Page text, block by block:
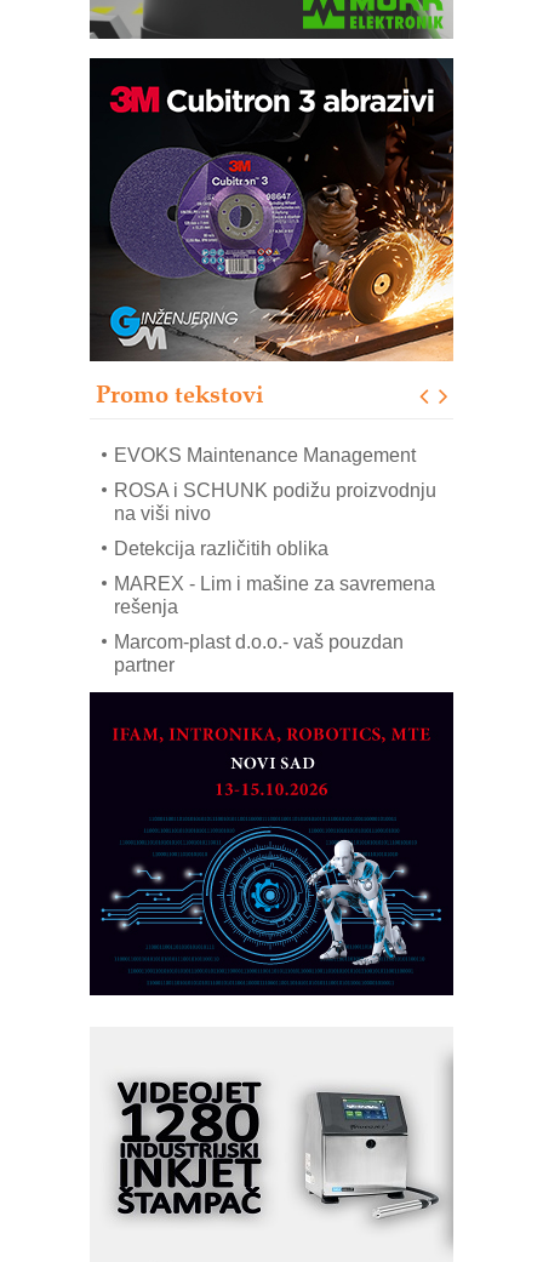
Promo tekstovi
Trajna oznaka kao dugoročna korist
Bezbednost na prvom mestu!
IB BLUMENAUER - više od 40 godina
poverenja u industriji
RMQ-TITAN ADVANCED INDICATOR
– Pametna signalizacija za efikasnije
upravljanje mašinama
Sigurnije ispitivanje transformatora u
solarnim elektranama i vetroparkovima
EVOKS Maintenance Management
ROSA i SCHUNK podižu proizvodnju
na viši nivo
Detekcija različitih oblika
MAREX - Lim i mašine za savremena
rešenja
Marcom-plast d.o.o.- vaš pouzdan
partner
obradu!
Razvoj asortimanskog pravca MINI-
PLC AKYTEC
AUKOM: Svetski standard metrologije
dostupan u Srbiji
MOTOMAN – NEXT-Robotika vođena
veštačkom inteligencijom
I.SAFE MOBILE revolucioniše
industrijsku automatizaciju
pionirskimmobile operator PANEL-OM
KIP KOP – napredna rešenja za
savremene industrijske i logističke
objekte
Alba d.o.o. – 35 godina preciznosti u
metrologiji i pametnim dozirnim
rešenjima